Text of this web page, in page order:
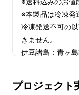
従来は赤一
色取り揃えま
に、独特の風
四神明
※本製品は冷凍発
冷凍発送不可の
きません。
伊豆諸島：青ヶ
小笠原諸島：小
プロジェクト